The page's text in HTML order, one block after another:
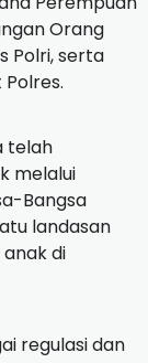
Orang
Polri, serta
telah
melalui
Bangsa
landasan
di
regulasi dan